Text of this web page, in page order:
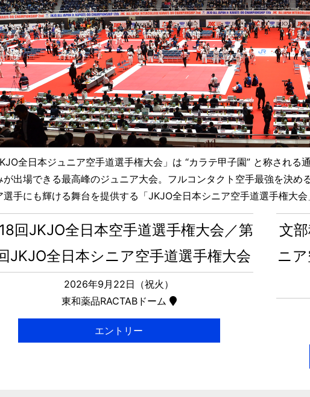
全日本ジュニア空手道選手権大会」は “カラテ甲子園” と称され
が出場できる最高峰のジュニア大会。フルコンタクト空手最強を決
選手にも輝ける舞台を提供する「JKJO全日本シニア空手道選手権大会
回JKJO全日本空手道選手権大会／第
JKJO全日本シニア空手道選手権大会
2026年9月22日（祝火）
東和薬品RACTABドーム
エントリー
文
ニ